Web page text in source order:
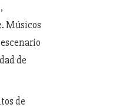
Músicos
de
de